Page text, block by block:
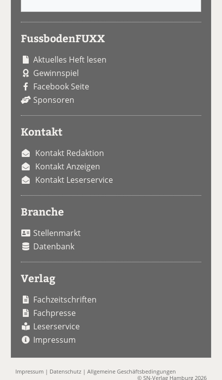
FussbodenFUXX
Aktuelles Heft lesen
Gewinnspiel
Facebook Seite
Sponsoren
Kontakt
Kontakt Redaktion
Kontakt Anzeigen
Kontakt Leserservice
Branche
Stellenmarkt
Datenbank
Verlag
Fachzeitschriften
Fachpresse
Leserservice
Impressum
Impressum | Datenschutz |Allgemeine Geschäftsbedingungen
© SN-Verlag Hamburg 2026